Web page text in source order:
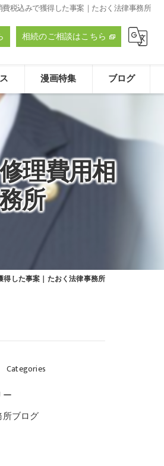
税込みで獲得した事案｜たおく法律事務所
相続のご相談はこちら
事務所
漫画特集 ブログ
理費用相
所
した事案｜たおく法律事務所
Categories
ブログ